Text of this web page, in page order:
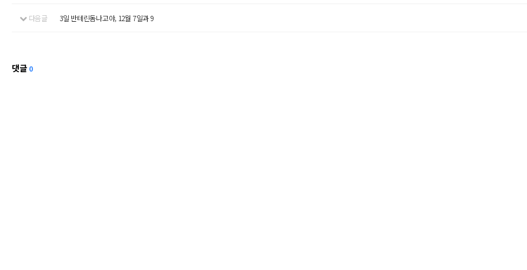
다음글 3일 반테린돔나고야, 12월 7일과 9
댓글 0